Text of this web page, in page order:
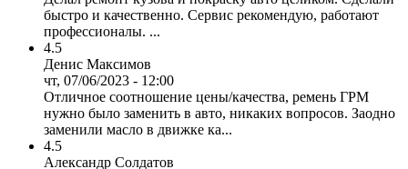
быстро и качественно. Сервис рекомендую, работают
профессионалы. ...
4.5
Денис Максимов
чт, 07/06/2023 - 12:00
Отличное соотношение цены/качества, ремень ГРМ
нужно было заменить в авто, никаких вопросов. Заодно
заменили масло в движке ка...
4.5
Александр Солдатов